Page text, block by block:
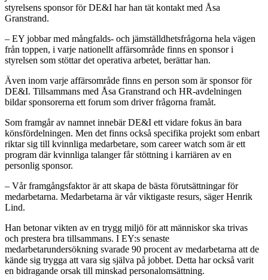
styrelsens sponsor för DE&I har han tät kontakt med Åsa
Granstrand.
– EY jobbar med mångfalds- och jämställdhetsfrågorna hela vägen
från toppen, i varje nationellt affärsområde finns en sponsor i
styrelsen som stöttar det operativa arbetet, berättar han.
Även inom varje affärsområde finns en person som är sponsor för
DE&I. Tillsammans med Åsa Granstrand och HR-avdelningen
bildar sponsorerna ett forum som driver frågorna framåt.
Som framgår av namnet innebär DE&I ett vidare fokus än bara
könsfördelningen. Men det finns också specifika projekt som enbart
riktar sig till kvinnliga medarbetare, som career watch som är ett
program där kvinnliga talanger får stöttning i karriären av en
personlig sponsor.
– Vår framgångsfaktor är att skapa de bästa förutsättningar för
medarbetarna. Medarbetarna är vår viktigaste resurs, säger Henrik
Lind.
Han betonar vikten av en trygg miljö för att människor ska trivas
och prestera bra tillsammans. I EY:s senaste
medarbetarundersökning svarade 90 procent av medarbetarna att de
kände sig trygga att vara sig själva på jobbet. Detta har också varit
en bidragande orsak till minskad personalomsättning.